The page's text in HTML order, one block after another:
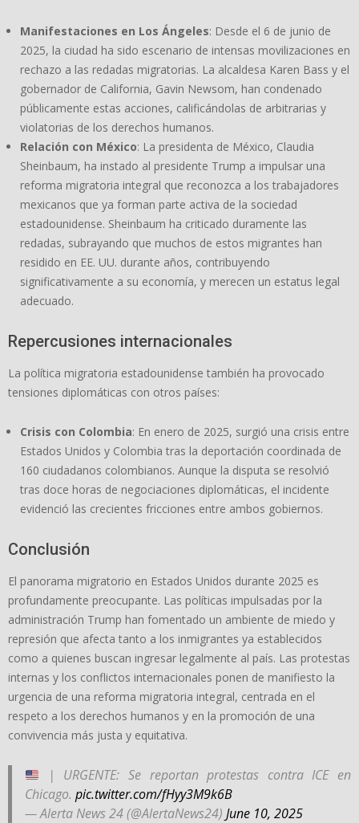
Manifestaciones en Los Ángeles: Desde el 6 de junio de
2025, la ciudad ha sido escenario de intensas movilizaciones en
rechazo a las redadas migratorias. La alcaldesa Karen Bass y el
gobernador de California, Gavin Newsom, han condenado
públicamente estas acciones, calificándolas de arbitrarias y
violatorias de los derechos humanos.
Relación con México: La presidenta de México, Claudia
Sheinbaum, ha instado al presidente Trump a impulsar una
reforma migratoria integral que reconozca a los trabajadores
mexicanos que ya forman parte activa de la sociedad
estadounidense. Sheinbaum ha criticado duramente las
redadas, subrayando que muchos de estos migrantes han
residido en EE. UU. durante años, contribuyendo
significativamente a su economía, y merecen un estatus legal
adecuado.
Repercusiones internacionales
La política migratoria estadounidense también ha provocado
tensiones diplomáticas con otros países:
Crisis con Colombia: En enero de 2025, surgió una crisis entre
Estados Unidos y Colombia tras la deportación coordinada de
160 ciudadanos colombianos. Aunque la disputa se resolvió
tras doce horas de negociaciones diplomáticas, el incidente
evidenció las crecientes fricciones entre ambos gobiernos.
Conclusión
El panorama migratorio en Estados Unidos durante 2025 es
profundamente preocupante. Las políticas impulsadas por la
administración Trump han fomentado un ambiente de miedo y
represión que afecta tanto a los inmigrantes ya establecidos
como a quienes buscan ingresar legalmente al país. Las protestas
internas y los conflictos internacionales ponen de manifiesto la
urgencia de una reforma migratoria integral, centrada en el
respeto a los derechos humanos y en la promoción de una
convivencia más justa y equitativa.
| URGENTE: Se reportan protestas contra ICE en
Chicago. pic.twitter.com/fHyy3M9k6B
— Alerta News 24 (@AlertaNews24) June 10, 2025